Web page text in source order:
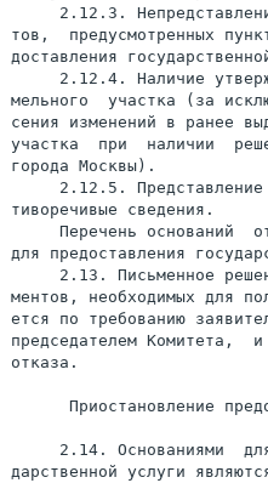
2.12.3.
тов,  предусмотренных
доставления
2.12.4. Наличие
мельного  участка (за
сения изменений в ранее
участка  при  наличии
города Москвы).
2.12.5.
тиворечивые сведения.
Перечень оснований
для предоставления
2.13. Письменное
ментов, необходимых для
ется по требованию
председателем Комитета,
отказа.
Приостановление
2.14. Основаниями
дарственной услуги